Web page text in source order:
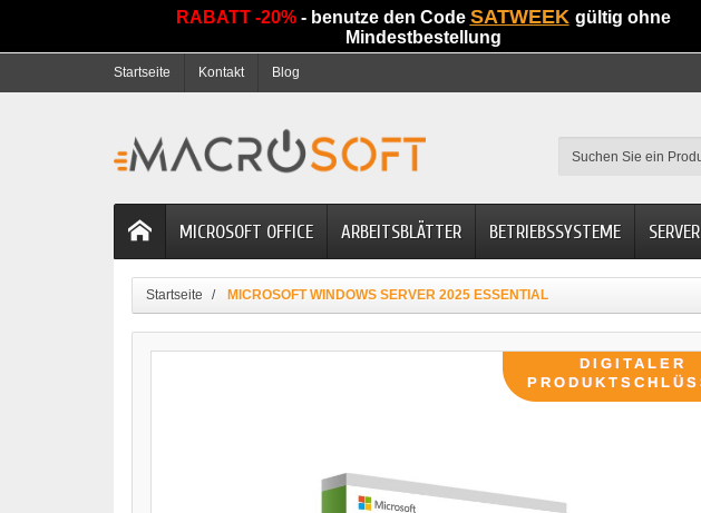
RABATT -20% - benutze den Code SATWEEK gültig ohne
Mindestbestellung
Startseite Kontakt Blog
MICROSOFT OFFICE ARBEITSBLÄTTER BETRIEBSSYSTEME SERVER
Startseite MICROSOFT WINDOWS SERVER 2025 ESSENTIAL